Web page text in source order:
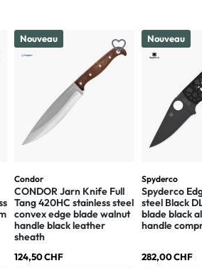
favorite_border
Nouveau
Condor
CONDOR Jarn Knife Full
Tang 420HC stainless steel
convex edge blade walnut
handle black leather
sheath
124,50 CHF
Nouveau
Spyderco
Spyderco
steel Black
blade black
handle
282,00 CHF